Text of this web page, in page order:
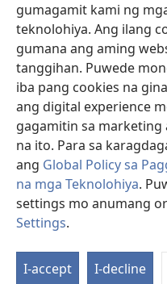
gumagamit kami ng
teknolohiya. Ang ilang
gumana ang aming
tanggihan. Puwede
iba pang cookies na
ang digital experience
gagamitin sa marketing
na ito. Para sa
ang Global Policy sa
na mga Teknolohiya.
settings mo anumang
Settings.
I-accept I-decline
Mateo 26:17-19
Marcos 14:12-16
Lucas 22:7-13
PAGLUBOG NG ARAW
Bumalik sa mga petsa
Nisan 14
PAGLUBOG NG ARAW
Paskuwa kasama